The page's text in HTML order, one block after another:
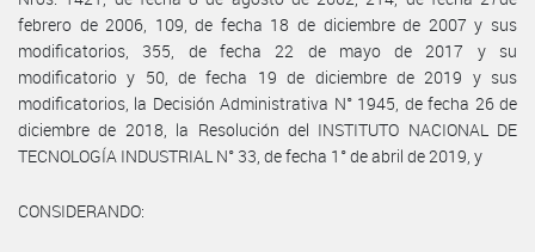
febrero de 2006, 109, de fecha 18 de diciembre de 2007 y sus
modificatorios, 355, de fecha 22 de mayo de 2017 y su
modificatorio y 50, de fecha 19 de diciembre de 2019 y sus
modificatorios, la Decisión Administrativa N° 1945, de fecha 26 de
diciembre de 2018, la Resolución del INSTITUTO NACIONAL DE
TECNOLOGÍA INDUSTRIAL N° 33, de fecha 1° de abril de 2019, y
CONSIDERANDO: